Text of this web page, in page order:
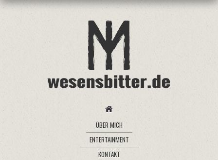
ÜBER MICH
ENTERTAINMENT
KONTAKT